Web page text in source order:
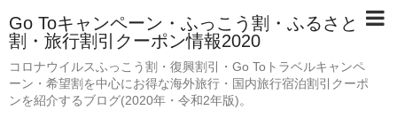
Go Toキャンペーン・ふっこう割・ふるさと
割・旅行割引クーポン情報2020
コロナウイルスふっこう割・復興割引・Go Toトラベルキャンペ
ーン・希望割を中心にお得な海外旅行・国内旅行宿泊割引クーポ
ンを紹介するブログ(2020年・令和2年版)。